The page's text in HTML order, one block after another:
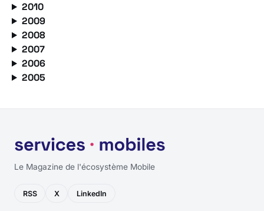
2010
2009
2008
2007
2006
2005
Le Magazine de l'écosystème Mobile
RSS X LinkedIn